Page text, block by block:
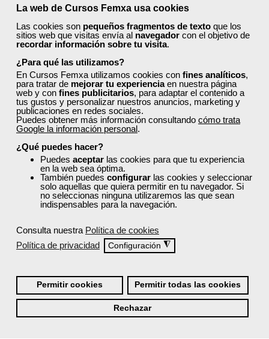
La web de Cursos Femxa usa cookies
Las cookies son pequeños fragmentos de texto que los
sitios web que visitas envía al navegador con el objetivo de
recordar información sobre tu visita.
¿Para qué las utilizamos?
En Cursos Femxa utilizamos cookies con fines analíticos,
para tratar de mejorar tu experienciaen nuestra página
web y con fines publicitarios, para adaptar el contenido a
tus gustos y personalizar nuestros anuncios, marketing y
publicaciones en redes sociales.
Puedes obtener más información consultando cómo trata
Google la información personal.
¿Qué puedes hacer?
Puedes aceptar las cookies para que tu experiencia
en la web sea óptima.
También puedes configurar las cookies y seleccionar
solo aquellas que quiera permitir en tu navegador. Si
no seleccionas ninguna utilizaremos las que sean
indispensables para la navegación.
Consulta nuestra Política de cookies
Política de privacidad
Configuración ◮
Permitir cookies Permitir todas las cookies
Rechazar
Si
No, completaré mi perfil más adelante
Newsletter
Si, quiero recibir información sobre cursos, ofertas
exclusivas y recursos para el aprendizaje.
Términos y condiciones
He leído y acepto la Política de Privacidad
Registrarse
Quiénes Somos:
Especialistas en consultoría y formación para el empleo
Nuestro objetivo diario es, única y exclusivamente, ayudarte a
conseguir tus metas profesionales ofreciéndote los mejores